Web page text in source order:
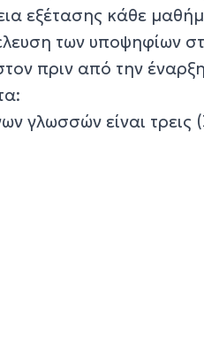
εξέτασης κάθε
των υποψηφίων
πριν από την
γλωσσών είναι τρεις